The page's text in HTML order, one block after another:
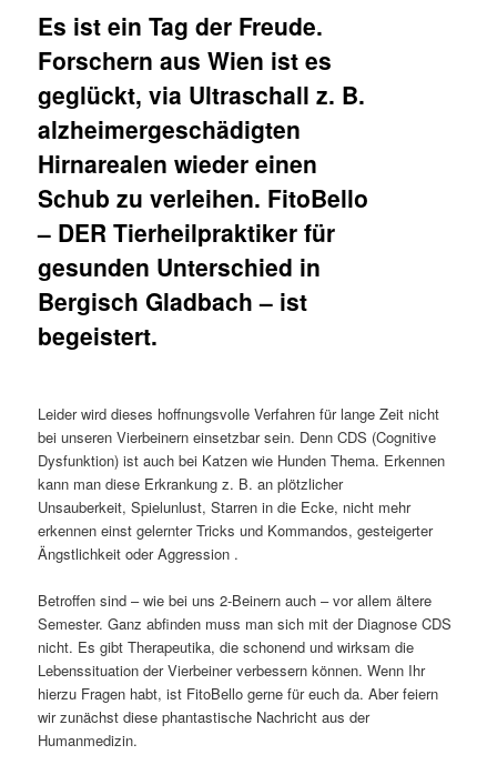
Es ist ein Tag der Freude.
Forschern aus Wien ist es
geglückt, via Ultraschall z. B.
alzheimergeschädigten
Hirnarealen wieder einen
Schub zu verleihen. FitoBello
– DER Tierheilpraktiker für
gesunden Unterschied in
Bergisch Gladbach – ist
begeistert.
Leider wird dieses hoffnungsvolle Verfahren für lange Zeit nicht
bei unseren Vierbeinern einsetzbar sein. Denn CDS (Cognitive
Dysfunktion) ist auch bei Katzen wie Hunden Thema. Erkennen
kann man diese Erkrankung z. B. an plötzlicher
Unsauberkeit, Spielunlust, Starren in die Ecke, nicht mehr
erkennen einst gelernter Tricks und Kommandos, gesteigerter
Ängstlichkeit oder Aggression .
Betroffen sind – wie bei uns 2-Beinern auch – vor allem ältere
Semester. Ganz abfinden muss man sich mit der Diagnose CDS
nicht. Es gibt Therapeutika, die schonend und wirksam die
Lebenssituation der Vierbeiner verbessern können. Wenn Ihr
hierzu Fragen habt, ist FitoBello gerne für euch da. Aber feiern
wir zunächst diese phantastische Nachricht aus der
Humanmedizin.